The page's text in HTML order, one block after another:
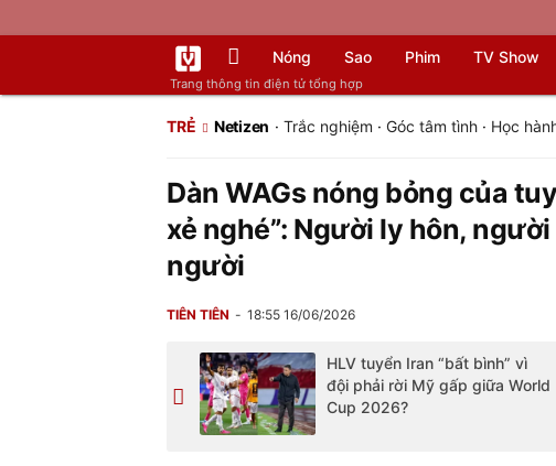
Trang thông tin điện tử tổng hợp
Nóng Sao Phim TV Show
TRẺ Netizen · Trắc nghiệm · Góc tâm tình· Học
Dàn WAGs nóng bỏng của
xẻ nghé”: Người ly hôn,
người
TIÊN TIÊN 18:55 16/06/2026
HLV tuyển Iran “bất bình” vì
đội phải rời Mỹ gấp giữa World
Cup 2026?